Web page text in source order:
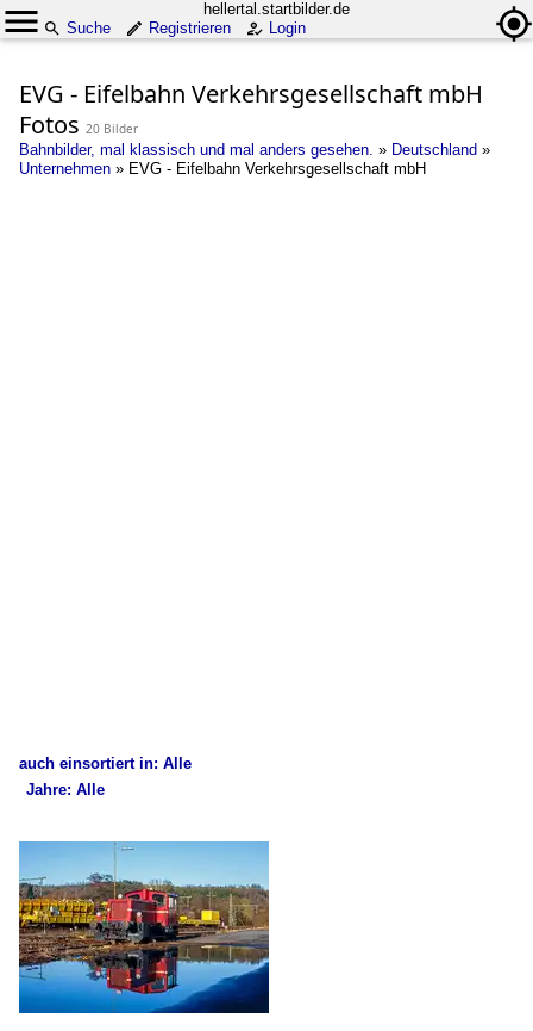
hellertal.startbilder.de
Suche
Registrieren Login
EVG - Eifelbahn Verkehrsgesellschaft mbH
Fotos 20 Bilder
Bahnbilder, mal klassisch und mal anders gesehen. » Deutschland »
Unternehmen » EVG - Eifelbahn Verkehrsgesellschaft mbH
auch einsortiert in: Alle
Deutschland
Bahndienstfahrzeuge
Rottenkraftwagen, GAF, SKL, Klv, MZA, etc.
Jahre: Alle
2010
2012
2014
2015